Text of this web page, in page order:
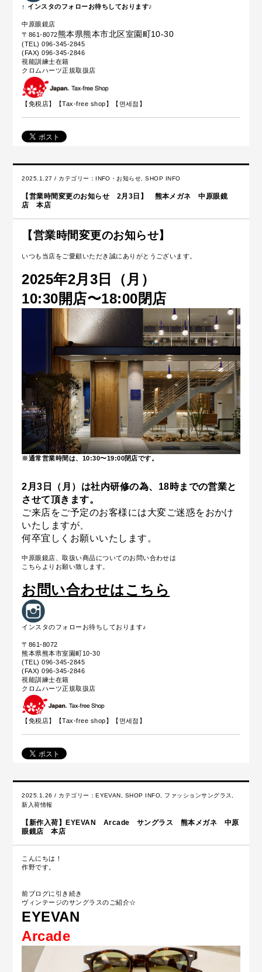
↑ インスタのフォローお待ちしております♪
中原眼鏡店
〒861-8072熊本県熊本市北区室園町10-30
(TEL) 096-345-2845
(FAX) 096-345-2846
視能訓練士在籍
クロムハーツ正規取扱店
【免税店】【Tax-free shop 】【면세점】
2025.1.27 / カテゴリー： INFO・お知らせ,SHOP INFO
【営業時間変更のお知らせ 2月3日】 熊本メガネ 中原眼鏡
店 本店
【営業時間変更のお知らせ】
いつも当店をご愛顧いただき誠にありがとうございます。
2025年2月3日（月）
10:30開店〜18:00閉店
※通常営業時間は、10:30〜19:00閉店です。
2月3日（月）は社内研修の為、18時までの営業と
させて頂きます。
ご来店をご予定のお客様には大変ご迷惑をおかけ
いたしますが、
何卒宜しくお願いいたします。
中原眼鏡店、取扱い商品についてのお問い合わせは
こちらよりお願い致します。
お問い合わせはこちら
インスタのフォローお待ちしております♪
〒861-8072
熊本県熊本市室園町10-30
(TEL) 096-345-2845
(FAX) 096-345-2846
視能訓練士在籍
クロムハーツ正規取扱店
【免税店】【Tax-free shop】【면세점】
2025.1.26 / カテゴリー：EYEVAN SHOP INFO ファッションサングラス
新入荷情報
【新作入荷】EYEVAN Arcade サングラス 熊本メガネ 中原
眼鏡店 本店
こんにちは！
作野です。
前ブログに引き続き
ヴィンテージのサングラスのご紹介☆
EYEVAN
Arcade